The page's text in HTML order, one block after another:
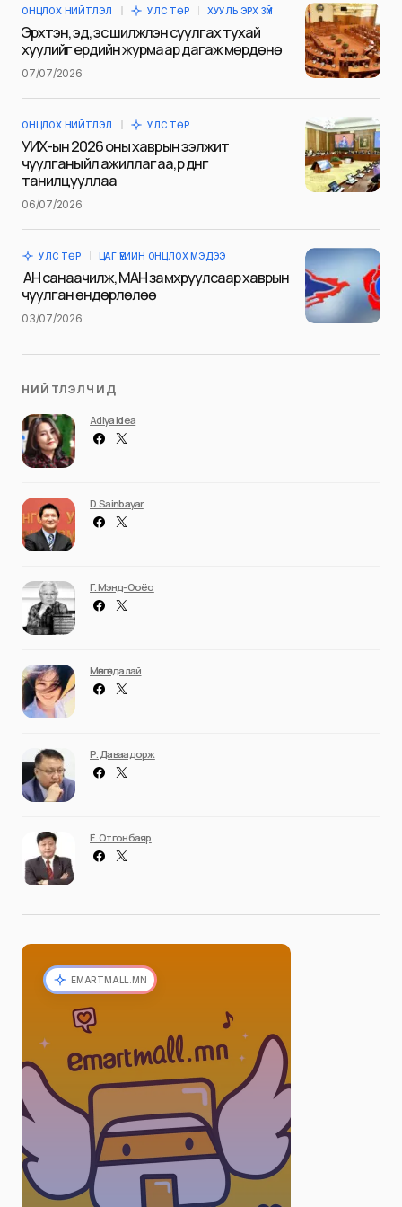
Сэтгэгдэл*
time I comment.
Илгээх
ОНЦЛОХ НИЙТЛЭЛ УЛС ТӨР ХУУЛЬ ЭРХ ЗҮЙ
Эрхтэн, эд, эс шилжүүлэн суулгах тухай
хуулийг ердийн журмаар дагаж мөрдөнө
07/07/2026
ОНЦЛОХ НИЙТЛЭЛ УЛС ТӨР
УИХ-ын 2026 оны хаврын ээлжит
чуулганы үйл ажиллагаа, үр дүнг
танилцууллаа
06/07/2026
УЛС ТӨР ЦАГ ҮЕИЙН ОНЦЛОХ МЭДЭЭ
АН санаачилж, МАН замхруулсаар хаврын
чуулган өндөрлөлөө
03/07/2026
НИЙТЛЭЛЧИД
Adiya Idea
D. Sainbayar
Г. Мэнд-Ооёо
Мөнгөндалай
Р. Даваадорж
Ё. Отгонбаяр
EMARTMALL.MN